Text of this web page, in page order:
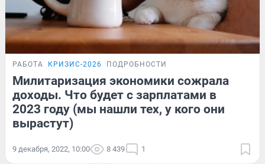
РАБОТА КРИЗИС-2026 ПОДРОБНОСТИ
Милитаризация экономики сожрала
доходы. Что будет с зарплатами в
2023 году (мы нашли тех, у кого они
вырастут)
9 декабря, 2022, 10:00 8 439 1